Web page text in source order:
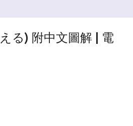
る) 附中文圖解 | 電